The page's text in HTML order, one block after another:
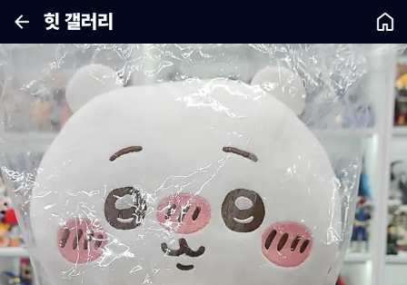
힛 갤러리